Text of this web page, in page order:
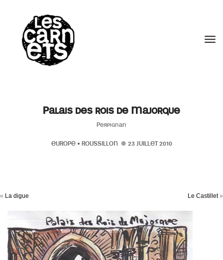
Palais des rois de Majorque
Perpignan
EUROPE• ROUSSILLON 23 JUILLET 2010
« La digue Le Castillet»